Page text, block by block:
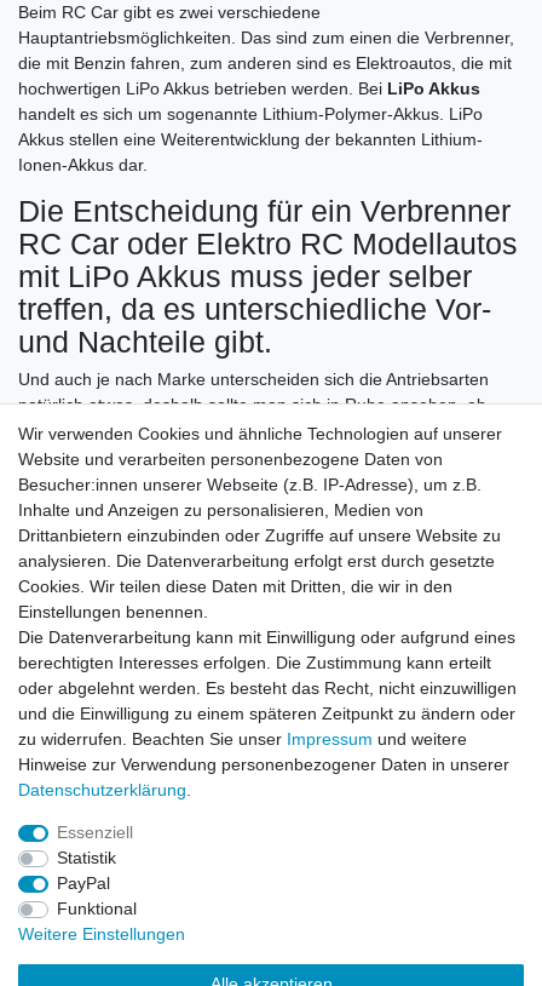
Beim RC Car gibt es zwei verschiedene
Hauptantriebsmöglichkeiten. Das sind zum einen die Verbrenner,
die mit Benzin fahren, zum anderen sind es Elektroautos, die mit
hochwertigen LiPo Akkus betrieben werden. Bei LiPo Akkus
handelt es sich um sogenannte Lithium-Polymer-Akkus. LiPo
Akkus stellen eine Weiterentwicklung der bekannten Lithium-
Ionen-Akkus dar.
Die Entscheidung für ein Verbrenner
RC Car oder Elektro RC Modellautos
mit LiPo Akkus muss jeder selber
treffen, da es unterschiedliche Vor-
und Nachteile gibt.
Und auch je nach Marke unterscheiden sich die Antriebsarten
natürlich etwas, deshalb sollte man sich in Ruhe ansehen, ob
Associated RC Autos, HPI RC Autos oder Traxxas RC Autos mit
LiPo Akkus am besten zu den eigenen Vorstellungen passen. Ein
Antrieb mit LiPo Akkus wird jedenfalls bei allen diesen Marken mit
angeboten. Ein häufiger Nachteil des Elektroantriebes mit LiPo
Akkus besteht darin, dass die Akkus schneller verbraucht sind als
Benzin.
RC Autos zum Teil über
spezielle Schnellwechselhalter für LiPo Akkus, die einen
Austausch besonders einfach und komfortabel gestalten. Aber
auch bei den Associated RC Autos und den HPI RC Autos haben
sich die Hersteller Gedanken zu einer Verbesserung der
Akkuhalterung gemacht. die in Texas beheimatete Firma Traxxas
im RC Modellbau einen großen Name.
Widerrufs­recht
Wir verwenden Cookies und ähnliche Technologien auf unserer
Website und verarbeiten personenbezogene Daten von
Besucher:innen unserer Webseite (z.B. IP-Adresse), um z.B.
Inhalte und Anzeigen zu personalisieren, Medien von
Drittanbietern einzubinden oder Zugriffe auf unsere Website zu
analysieren. Die Datenverarbeitung erfolgt erst durch gesetzte
Cookies. Wir teilen diese Daten mit Dritten, die wir in den
Einstellungen benennen.
Die Datenverarbeitung kann mit Einwilligung oder aufgrund eines
berechtigten Interesses erfolgen. Die Zustimmung kann erteilt
oder abgelehnt werden. Es besteht das Recht, nicht einzuwilligen
und die Einwilligung zu einem späteren Zeitpunkt zu ändern oder
zu widerrufen. Beachten Sie unser Impressum und weitere
Hinweise zur Verwendung personenbezogener Daten in unserer
Daten­schutz­erklärung
Essenziell
Statistik
PayPal
Funktional
Weitere Einstellungen